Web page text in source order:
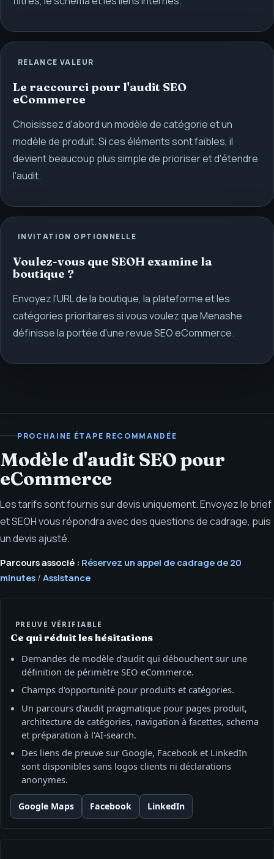
RELANCE VALEUR
Le raccourci pour l'audit SEO
eCommerce
Choisissez d'abord un modèle de catégorie et un
modèle de produit. Si ces éléments sont faibles, il
devient beaucoup plus simple de prioriser et d'étendre
l'audit.
INVITATION OPTIONNELLE
Voulez-vous que SEOH examine la
boutique ?
Envoyez l'URL de la boutique, la plateforme et les
catégories prioritaires si vous voulez que Menashe
définisse la portée d'une revue SEO eCommerce.
PROCHAINE ÉTAPE RECOMMANDÉE
Modèle d'audit SEO pour
eCommerce
Les tarifs sont fournis sur devis uniquement. Envoyez le brief
et SEOH vous répondra avec des questions de cadrage, puis
un devis ajusté.
Parcours associé : Réservez un appel de cadrage de 20
minutes / Assistance
PREUVE VÉRIFIABLE
Ce qui réduit les hésitations
Demandes de modèle d'audit qui débouchent sur une
définition de périmètre SEO eCommerce.
Champs d'opportunité pour produits et catégories.
Un parcours d'audit pragmatique pour pages produit,
architecture de catégories, navigation à facettes, schema
et préparation à l'AI-search.
Des liens de preuve sur Google, Facebook et LinkedIn
sont disponibles sans logos clients ni déclarations
anonymes.
Google Maps Facebook LinkedIn